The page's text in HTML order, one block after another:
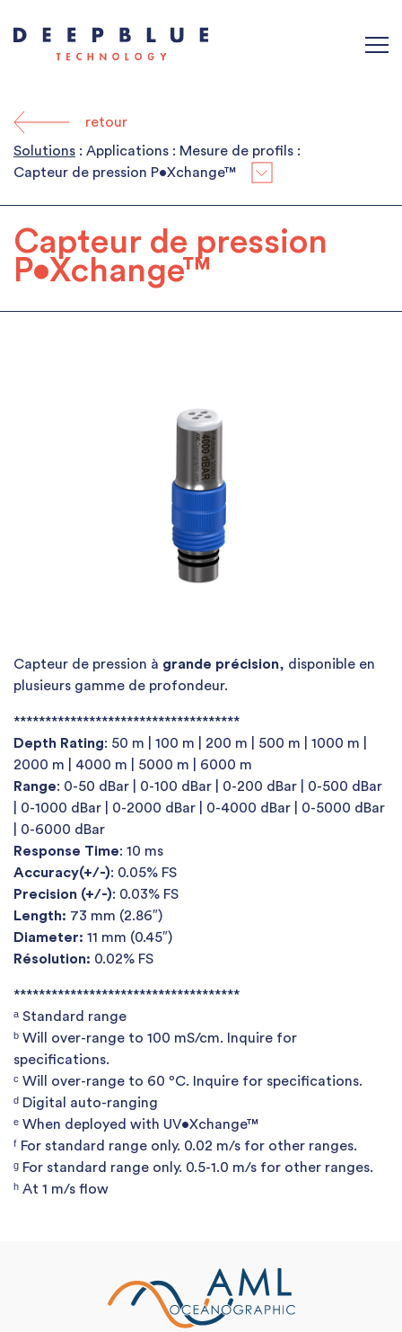
Solutions : Applications : Mesure de profils :
Capteur de pression P•Xchange™
retour
Capteur de pression
P•Xchange™
Capteur de pression à grande précision, disponible en
plusieurs gamme de profondeur.
************************************
Depth Rating: 50 m | 100 m | 200 m | 500 m | 1000 m |
2000 m | 4000 m | 5000 m | 6000 m
Range: 0-50 dBar | 0-100 dBar | 0-200 dBar | 0-500 dBar
| 0-1000 dBar | 0-2000 dBar | 0-4000 dBar | 0-5000 dBar
| 0-6000 dBar
Response Time: 10 ms
Accuracy(+/-): 0.05% FS
Precision (+/-): 0.03% FS
Length: 73 mm (2.86″)
Diameter: 11 mm (0.45″)
Résolution: 0.02% FS
************************************
ᵃ Standard range
ᵇ Will over-range to 100 mS/cm. Inquire for
specifications.
ᶜ Will over-range to 60 ⁰C. Inquire for specifications.
ᵈ Digital auto-ranging
ᵉ When deployed with UV•Xchange™
ᶠ For standard range only. 0.02 m/s for other ranges.
ᵍ For standard range only. 0.5-1.0 m/s for other ranges.
ʰ At 1 m/s flow